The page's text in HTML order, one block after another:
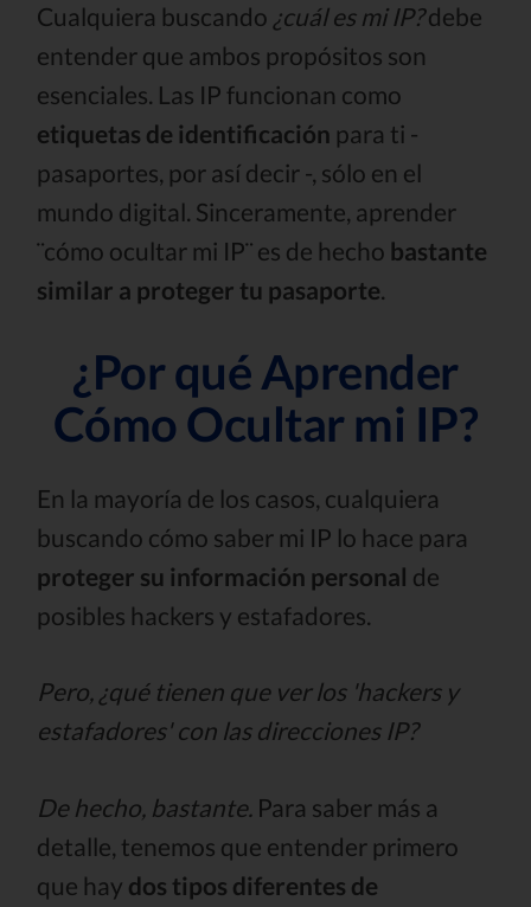
Cualquiera buscando ¿cuál es mi IP?debe
entender que ambos propósitos son
esenciales. Las IP funcionan como
etiquetas de identificación para ti -
pasaportes, por así decir -, sólo en el
mundo digital. Sinceramente, aprender
¨cómo ocultar mi IP¨ es de hecho bastante
similar a proteger tu pasaporte.
¿Por qué Aprender
Cómo Ocultar mi IP?
En la mayoría de los casos, cualquiera
buscando cómo saber mi IP lo hace para
proteger su información personal de
posibles hackers y estafadores.
Pero, ¿qué tienen que ver los 'hackers y
estafadores' con las direcciones IP?
De hecho, bastante. Para saber más a
detalle, tenemos que entender primero
que hay dos tipos diferentes de